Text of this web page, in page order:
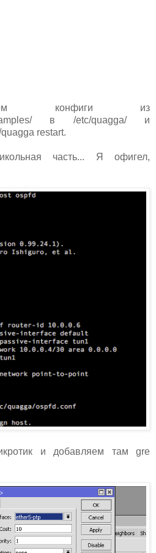
конфиги из
examples/ в /etc/quagga/ и
restart.
часть... Я офигел,
и добавляем там gre